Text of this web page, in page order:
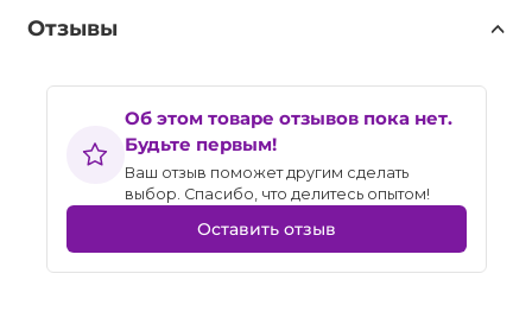
Отзывы
Об этом товаре отзывов пока нет.
Будьте первым!
Ваш отзыв поможет другим сделать
выбор. Спасибо, что делитесь опытом!
Оставить отзыв